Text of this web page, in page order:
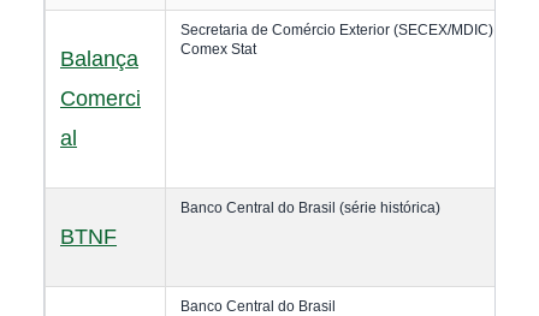
Balança
Comerci
al
Secretaria de Comércio Exterior (SECEX/MDIC) —
Comex Stat
BTNF
Banco Central do Brasil (série histórica)
Banco Central do Brasil